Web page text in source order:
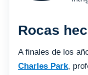
Rocas
A finales de los
Charles Park,